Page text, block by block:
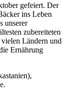
gefeiert. Der
ins Leben
unserer
zubereiteten
Ländern und
Ernährung